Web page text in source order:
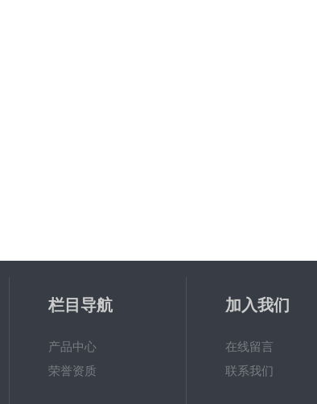
栏目导航
产品中心
荣誉资质
加入我们
在线留言
联系我们